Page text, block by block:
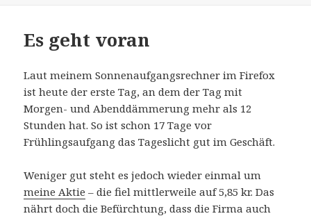
Es geht voran
Laut meinem Sonnenaufgangsrechner im Firefox
ist heute der erste Tag, an dem der Tag mit
Morgen- und Abenddämmerung mehr als 12
Stunden hat. So ist schon 17 Tage vor
Frühlingsaufgang das Tageslicht gut im Geschäft.
Weniger gut steht es jedoch wieder einmal um
meine Aktie – die fiel mittlerweile auf 5,85 kr. Das
nährt doch die Befürchtung, dass die Firma auch